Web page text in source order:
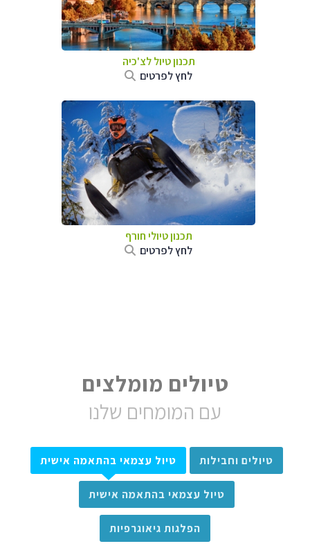
תכנון טיול לצ'כיה
לחץ לפרטים
תכנון טיולי חורף
לחץ לפרטים
טיולים מומלצים
עם המומחים שלנו
טיולים וחבילות טיול עצמאי בהתאמה אישית
טיול עצמאי בהתאמה אישית
הפלגות גיאוגרפיות